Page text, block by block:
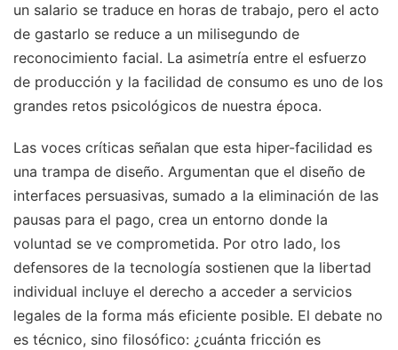
un salario se traduce en horas de trabajo, pero el acto
de gastarlo se reduce a un milisegundo de
reconocimiento facial. La asimetría entre el esfuerzo
de producción y la facilidad de consumo es uno de los
grandes retos psicológicos de nuestra época.
Las voces críticas señalan que esta hiper-facilidad es
una trampa de diseño. Argumentan que el diseño de
interfaces persuasivas, sumado a la eliminación de las
pausas para el pago, crea un entorno donde la
voluntad se ve comprometida. Por otro lado, los
defensores de la tecnología sostienen que la libertad
individual incluye el derecho a acceder a servicios
legales de la forma más eficiente posible. El debate no
es técnico, sino filosófico: ¿cuánta fricción es